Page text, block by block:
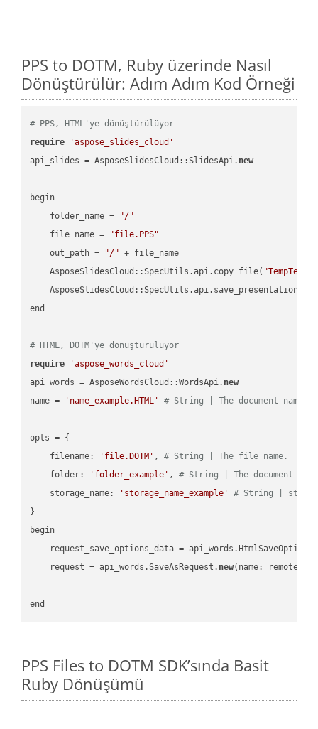
PPS to DOTM, Ruby üzerinde Nasıl
Dönüştürülür: Adım Adım Kod Örneği
# PPS, HTML'ye dönüştürülüyor
require
'aspose_slides_cloud'
api_slides = AsposeSlidesCloud::SlidesApi. new
begin
    folder_name =
"/"
    file_name =
"file.PPS"
    out_path =
"/" + file_name
    AsposeSlidesCloud::SpecUtils.api.copy_file(
end
# HTML, DOTM'ye dönüştürülüyor
require
'aspose_words_cloud'
api_words = AsposeWordsCloud::WordsApi. new
name =
'name_example.HTML' # String | The document name.
opts = {
    filename:
'file.DOTM' , # String | The file name.
    folder:
'folder_example' , # String | The document
    storage_name:
'storage_name_example'
# String |
}
begin
request_save_options_data =
    request = api_words.SaveAsRequest.
new(name:
PPS Files to DOTM SDK’sında Basit
Ruby Dönüşümü